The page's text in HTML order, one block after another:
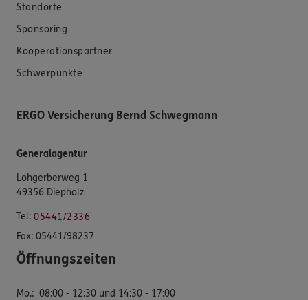
Standorte
Sponsoring
Kooperationspartner
Schwerpunkte
ERGO Versicherung Bernd Schwegmann
Generalagentur
Lohgerberweg 1
49356 Diepholz
Tel: 05441/2336
Fax: 05441/98237
Öffnungszeiten
Mo.: 08:00 - 12:30 und 14:30 - 17:00